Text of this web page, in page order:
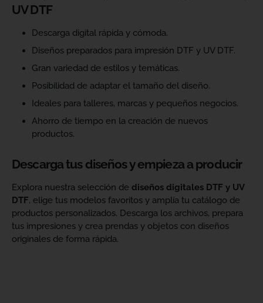
UV DTF
Descarga digital rápida y cómoda.
Diseños preparados para impresión DTF y UV DTF.
Gran variedad de estilos y temáticas.
Posibilidad de adaptar el tamaño del diseño.
Ideales para talleres, marcas y pequeños negocios.
Ahorro de tiempo en la creación de nuevos
productos.
Descarga tus diseños y empieza a producir
Explora nuestra selección de diseños digitales DTF y UV
DTF, elige tus modelos favoritos y amplía tu catálogo de
productos personalizados. Descarga los archivos, prepara
tus impresiones y crea prendas y objetos con diseños
originales de forma rápida.